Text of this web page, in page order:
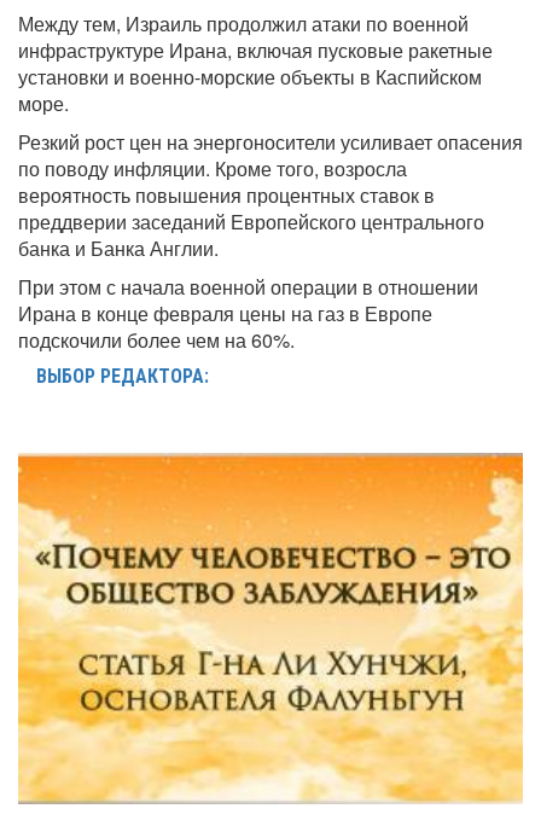
Между тем, Израиль продолжил атаки по военной
инфраструктуре Ирана, включая пусковые ракетные
установки и военно-морские объекты в Каспийском
море.
Резкий рост цен на энергоносители усиливает опасения
по поводу инфляции. Кроме того, возросла
вероятность повышения процентных ставок в
преддверии заседаний Европейского центрального
банка и Банка Англии.
При этом с начала военной операции в отношении
Ирана в конце февраля цены на газ в Европе
подскочили более чем на 60%.
ВЫБОР РЕДАКТОРА: